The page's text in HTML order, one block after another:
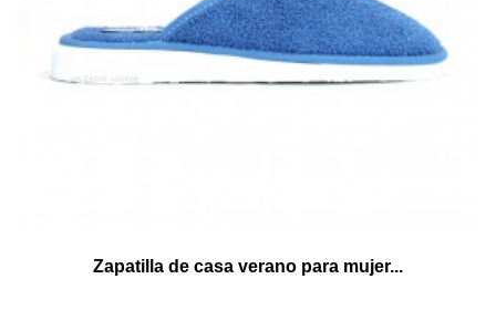
Zapatilla de casa verano para mujer...